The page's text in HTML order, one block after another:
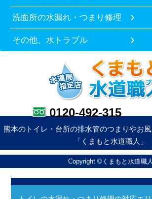
洗面所の水漏れ・つまり修理
その他、水トラブル
0120-492-315
熊本のトイレ・台所の排水管のつまりやお
「くまもと水道職人」
Copyright ©くまもと水道職